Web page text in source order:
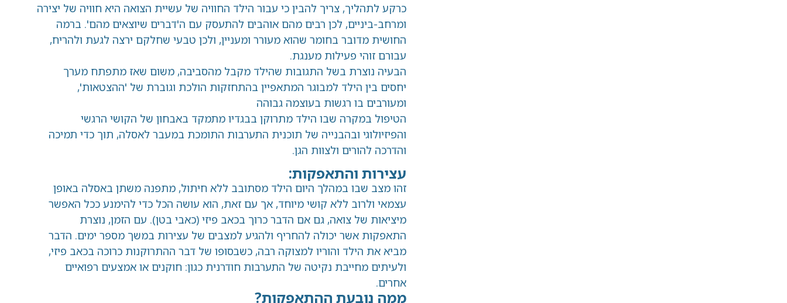
כרקע לתהליך, צריך להבין כי עבור הילד החוויה של עשיית הצואה היא חוויה של יצירה
ומרחב-ביניים, לכן רבים מהם אוהבים להתעסק עם ה'דברים שיוצאים מהם'. ברמה
החושית מדובר בחומר שהוא מעורר ומעניין, ולכן טבעי שחלקם ירצה לגעת ולהריח,
עבורם זוהי פעילות מענגת.
הבעיה נוצרת בשל התגובות שהילד מקבל מהסביבה, משום שאז מתפתח מערך
יחסים בין הילד למבוגר המתאפיין בהתחזקות הולכת וגוברת של 'ההצטאות',
ומעורבים בו רגשות בעוצמה גבוהה
הטיפול במקרה שבו הילד מתרוקן בבגדיו מתמקד באבחון של הקושי הרגשי
והפיזיולוגי ובהבנייה של תוכנית התערבות התומכת במעבר לאסלה, תוך כדי תמיכה
והדרכה להורים ולצוות הגן.
עצירות והתאפקות:
זהו מצב שבו במהלך היום הילד מסתובב ללא חיתול, מתפנה משתן באסלה באופן
עצמאי ולרוב ללא קושי מיוחד, אך עם זאת, הוא עושה הכל כדי להימנע ככל האפשר
מיציאות של צואה, גם אם הדבר כרוך בכאב פיזי (כאבי בטן). עם הזמן, נוצרת
התאפקות אשר יכולה להחריף ולהגיע למצבים של עצירות במשך מספר ימים. הדבר
מביא את הילד והוריו למצוקה רבה, כשבסופו של דבר ההתרוקנות כרוכה בכאב פיזי,
ולעיתים מחייבת נקיטה של התערבות חודרנית כגון: חוקנים או אמצעים רפואיים
ממה נובעת ההתאפקות?